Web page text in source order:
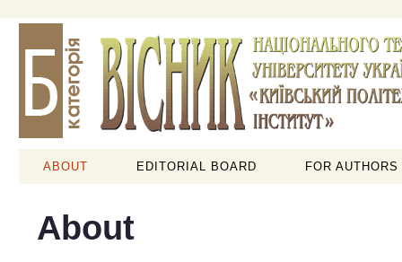
ABOUT EDITORIAL BOARD FOR AUTHORS
About